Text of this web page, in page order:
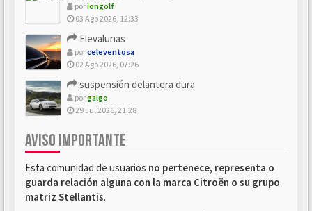
poriongolf
03 Ago 2026, 12:33
Elevalunas
porceleventosa
02 Ago 2026, 07:26
suspensión delantera dura
porgalgo
29 Jul 2026, 21:28
AVISO IMPORTANTE
Esta comunidad de usuarios no pertenece, representa o
guarda relación alguna con la marca Citroën o su grupo
matriz Stellantis.